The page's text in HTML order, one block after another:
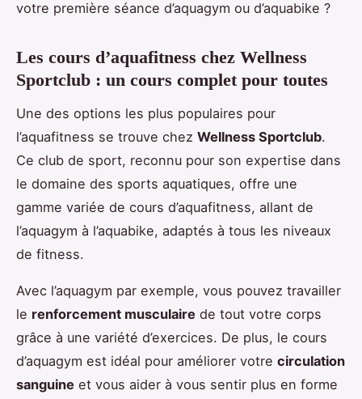
votre première séance d’aquagym ou d’aquabike ?
Les cours d’aquafitness chez Wellness
Sportclub : un cours complet pour toutes
Une des options les plus populaires pour
l’aquafitness se trouve chez Wellness Sportclub.
Ce club de sport, reconnu pour son expertise dans
le domaine des sports aquatiques, offre une
gamme variée de cours d’aquafitness, allant de
l’aquagym à l’aquabike, adaptés à tous les niveaux
de fitness.
Avec l’aquagym par exemple, vous pouvez travailler
le renforcement musculaire de tout votre corps
grâce à une variété d’exercices. De plus, le cours
d’aquagym est idéal pour améliorer votre circulation
sanguine et vous aider à vous sentir plus en forme